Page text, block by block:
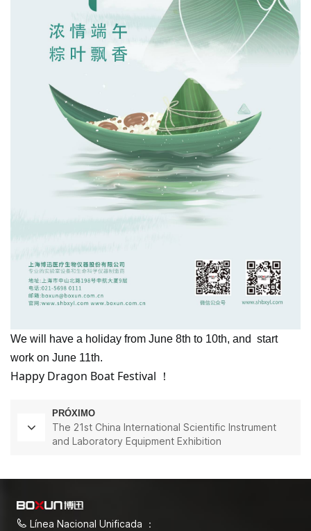
We will have a holiday from June 8th to 10th, and start
work on June 11th.
Happy Dragon Boat Festival ！
PRÓXIMO
The 21st China International Scientific Instrument
and Laboratory Equipment Exhibition
Línea Nacional Unificada ：